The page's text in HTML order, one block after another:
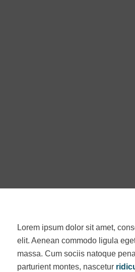
Lorem ipsum dolor sit amet,
elit. Aenean commodo ligula
massa. Cum sociis natoque
parturient montes, nascetur